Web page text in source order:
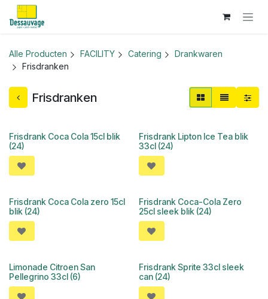
Overslaan naar inhoud
Alle Producten FACILITY Catering
Drankwaren
Frisdranken
Frisdranken
Frisdrank Coca Cola 15cl blik
(24)
Frisdrank Lipton Ice Tea blik
33cl (24)
Frisdrank Coca Cola zero 15cl
blik (24)
Frisdrank Coca-Cola Zero
25cl sleek blik (24)
Limonade Citroen San
Pellegrino 33cl (6)
Frisdrank Sprite 33cl sleek
can (24)